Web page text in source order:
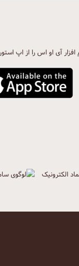
افزار آی او اس را از اپ